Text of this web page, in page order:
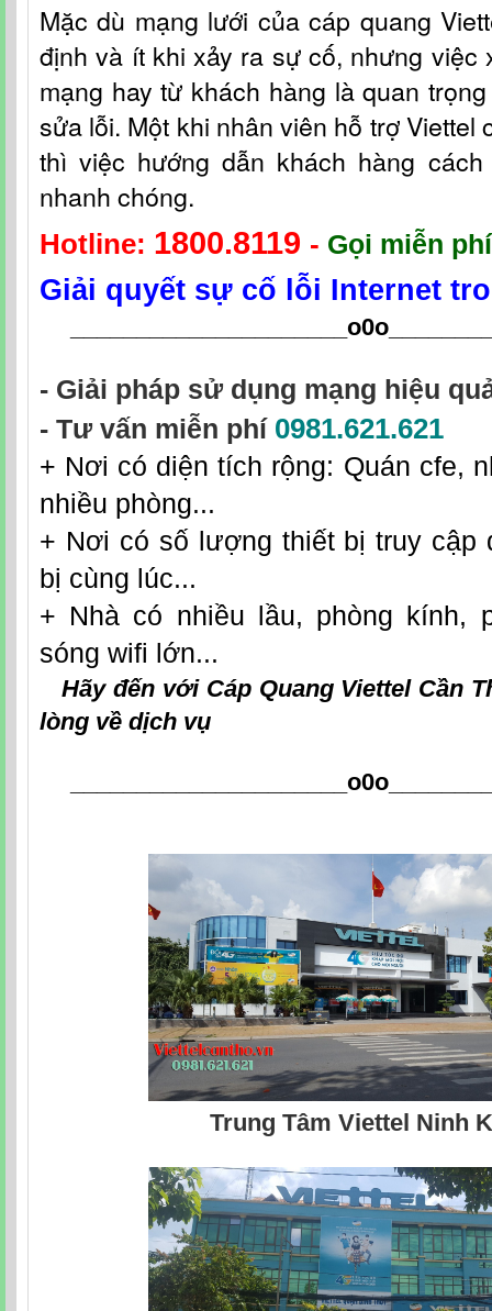
Mặc dù mạng lưới củacáp quang
định và ít khi xảy ra sự cố, nhưng việc
mạng hay từ khách hàng là quan
sửa lỗi. Một khi nhân viên hỗ trợViettel
thì việc hướng dẫn khách hàng
nhanh chóng.
Hotline: 1800.8119 - Gọi miễn
Giải quyết sự cố lỗi Internet
_____________________o0o
- Giải pháp sử dụng mạng hiệu
- Tư vấn miễn phí 0981.621.621
+ Nơi có diện tích rộng: Quán cfe,
nhiều phòng...
+ Nơi có số lượng thiết bị truy cập
bị cùng lúc...
+ Nhà có nhiều lầu, phòng kính,
sóng wifi lớn...
Hãy đến với Cáp Quang Viettel Cần
lòng về dịch vụ
_____________________o0o
Trung Tâm Viettel Ninh